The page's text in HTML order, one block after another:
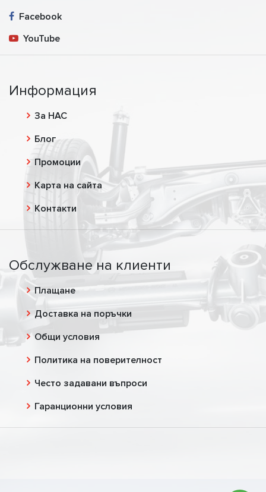
Facebook
YouTube
Информация
За НАС
Блог
Промоции
Карта на сайта
Контакти
Обслужване на клиенти
Плащане
Доставка на поръчки
Общи условия
Политика на поверителност
Често задавани въпроси
Гаранционни условия